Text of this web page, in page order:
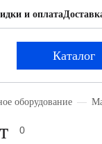
и оплата
Каталог
оборудование
0